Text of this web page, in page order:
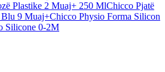
Plastike 2 Muaj+ 250 MlChicco Pjatë
Blu 9 Muaj+Chicco Physio Forma Silicon
Silicone 0-2M